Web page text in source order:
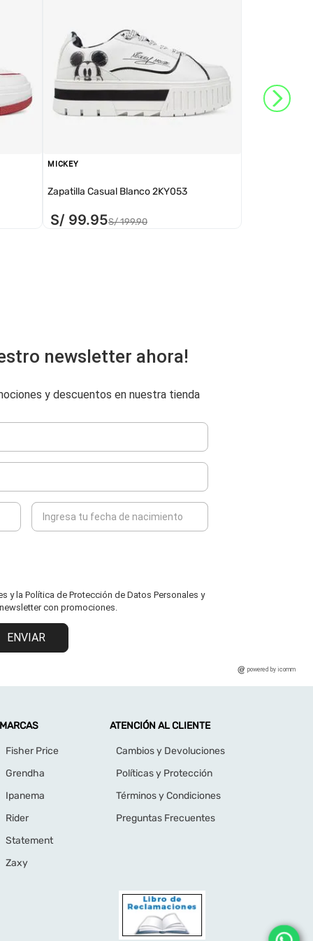
MICKEY
Zapatilla Casual Blanco 2KY053
S/ 99.95S/ 199.90
newsletter ahora!
y descuentos en nuestra tienda
y la Política de Protección de Datos Personales y
con promociones.
ENVIAR
powered by icomm
Fisher Price
Grendha
Ipanema
Rider
Statement
Zaxy
ATENCIÓN AL CLIENTE
Cambios y Devoluciones
Políticas y Protección
Términos y Condiciones
Preguntas Frecuentes